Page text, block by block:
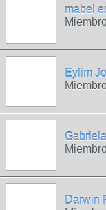
mabel
Eylim
Darwin